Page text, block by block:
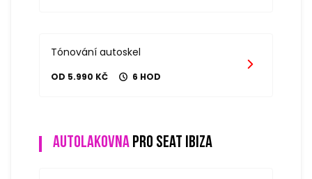
Tónování autoskel
OD 5.990 KČ 6 HOD
Autolakovna pro seat ibiza